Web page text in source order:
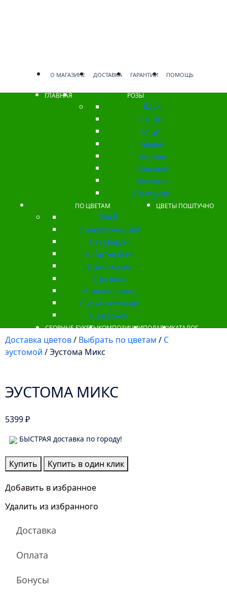
О МАГАЗИНЕ ДОСТАВКА ГАРАНТИИ ПОМОЩЬ
ГЛАВНАЯ РОЗЫ
Back
101 шт.
51 шт.
Белые
Жёлтые
Красные
Розовые
Поштучно
ПО ЦВЕТАМ
Back
С альстромерией
С герберой
С гортензией
С диантусом
С розами
С тюльпанами
С хризантемами
С эустомой
ЦВЕТЫ ПОШТУЧНО
СБОРНЫЕ БУКЕТЫКОМПОЗИЦИИПОДАРКИКАТАЛОГ
Доставка цветов/ Выбрать по цветам / С
эустомой / Эустома Микс
ЭУСТОМА МИКС
5399₽
БЫСТРАЯ доставка по городу!
Количество
товара
Эустома
Купить Купить в один клик
Добавить в избранное
Удалить из избранного
Доставка
Оплата
Бонусы